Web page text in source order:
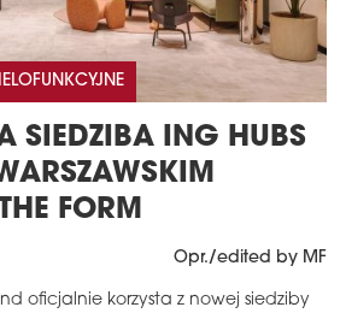
SIEDZIBA ING HUBS
FORM
Opr./edited by MF
oficjalnie korzysta z nowej siedziby